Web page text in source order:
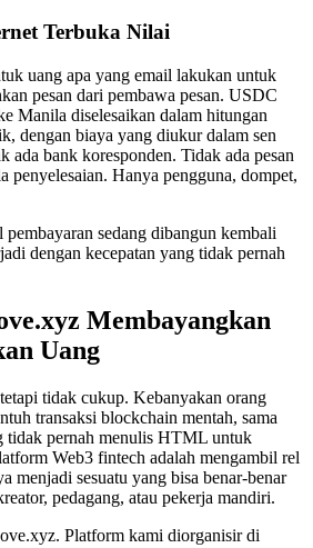
Terbuka Nilai
uang apa yang email lakukan untuk
pesan dari pembawa pesan. USDC
Manila diselesaikan dalam hitungan
dengan biaya yang diukur dalam sen
ada bank koresponden. Tidak ada pesan
penyelesaian. Hanya pengguna, dompet,
sedang dibangun kembali
dengan kecepatan yang tidak pernah
Membayangkan
Uang
tidak cukup. Kebanyakan orang
transaksi blockchain mentah, sama
tidak pernah menulis HTML untuk
Web3 fintech adalah mengambil rel
menjadi sesuatu yang bisa benar-benar
pedagang, atau pekerja mandiri.
Platform kami diorganisir di